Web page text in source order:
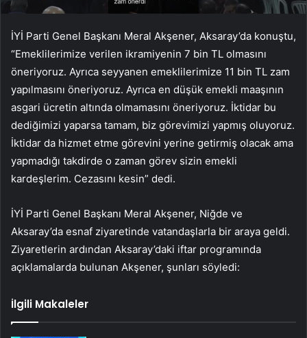
İYİ Parti Genel Başkanı Meral Akşener, Aksaray’da konuştu,
“Emeklilerimize verilen ikramiyenin 7 bin TL olmasını
öneriyoruz. Ayrıca seyyanen emeklilerimize 11 bin TL zam
yapılmasını öneriyoruz. Ayrıca en düşük emekli maaşının
asgari ücretin altında olmamasını öneriyoruz. İktidar bu
dediğimizi yaparsa tamam, biz görevimizi yapmış oluyoruz.
İktidar da hizmet etme görevini yerine getirmiş olacak ama
yapmadığı takdirde o zaman görev sizin emekli
kardeşlerim. Cezasını kesin” dedi.
İYİ Parti Genel Başkanı Meral Akşener, Niğde ve
Aksaray’da esnaf ziyaretinde vatandaşlarla bir araya geldi.
Ziyaretlerin ardından Aksaray’daki iftar programında
açıklamalarda bulunan Akşener, şunları söyledi:
İlgili Makaleler